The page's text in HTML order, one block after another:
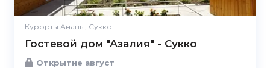
Курорты Анапы, Сукко
Гостевой дом "Азалия" - Сукко
Открытие август